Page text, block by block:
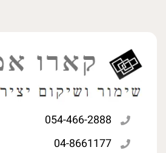
054-466-2888
04-8661177